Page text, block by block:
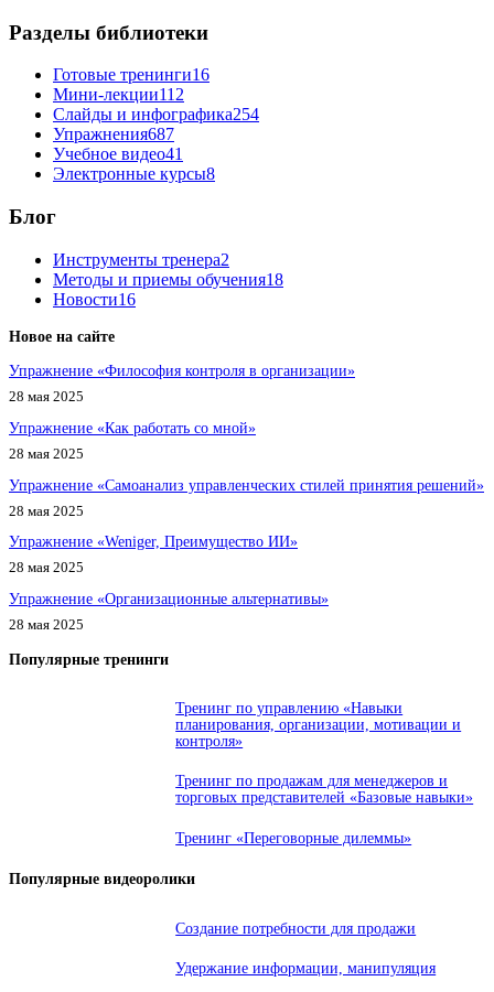
Разделы библиотеки
Готовые тренинги16
Мини-лекции112
Слайды и инфографика254
Упражнения687
Учебное видео41
Электронные курсы8
Блог
Инструменты тренера2
Методы и приемы обучения18
Новости16
Новое на сайте
Упражнение «Философия контроля в организации»
28 мая 2025
Упражнение «Как работать со мной»
28 мая 2025
Упражнение «Самоанализ управленческих стилей принятия решений»
28 мая 2025
Упражнение «Weniger, Преимущество ИИ»
28 мая 2025
Упражнение «Организационные альтернативы»
28 мая 2025
Популярные тренинги
Тренинг по управлению «Навыки
планирования, организации, мотивации и
контроля»
Тренинг по продажам для менеджеров и
торговых представителей «Базовые навыки»
Тренинг «Переговорные дилеммы»
Популярные видеоролики
Создание потребности для продажи
Удержание информации, манипуляция